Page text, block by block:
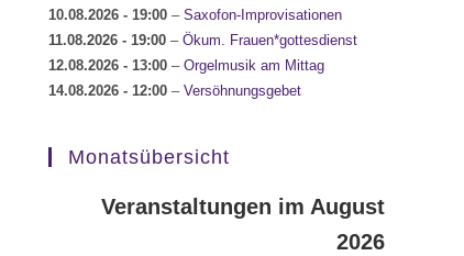
10.08.2026 - 19:00 – Saxofon-Improvisationen
11.08.2026 - 19:00 – Ökum. Frauen*gottesdienst
12.08.2026 - 13:00 – Orgelmusik am Mittag
14.08.2026 - 12:00 – Versöhnungsgebet
Monatsübersicht
Veranstaltungen im August
2026